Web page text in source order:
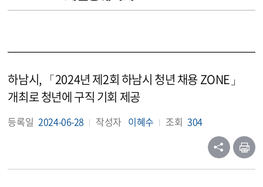
하남시, 「2024년 제2회 하남시 청년 채용 ZONE」
개최로 청년에 구직 기회 제공
등록일 2024-06-28 작성자 이혜수 조회 304